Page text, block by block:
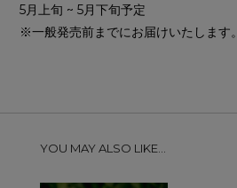
5月上旬 ~ 5月下旬予定
※一般発売前までにお届けいたします。
YOU MAY ALSO LIKE...